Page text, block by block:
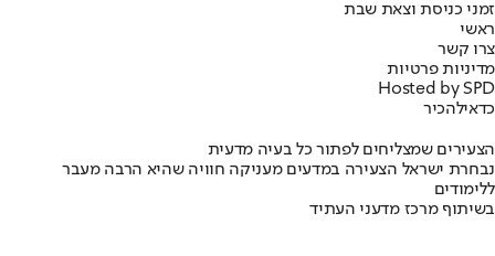
זמני כניסת וצאת שבת
ראשי
צרו קשר
מדיניות פרטיות
Hosted by SPD
כדאילהכיר
הצעירים שמצליחים לפתור כל בעיה מדעית
נבחרת ישראל הצעירה במדעים מעניקה חוויה שהיא הרבה מעבר
ללימודים
בשיתוף מרכז מדעני העתיד